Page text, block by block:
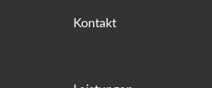
Kontakt